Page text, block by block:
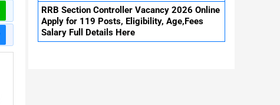
RRB Section Controller Vacancy 2026 Online
Apply for 119 Posts, Eligibility, Age,Fees
Salary Full Details Here